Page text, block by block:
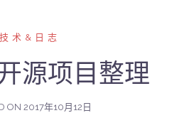
技术&日志
源项目整理
ON 2017年10月12日